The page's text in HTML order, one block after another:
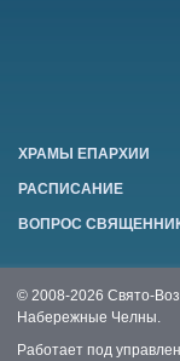
ХРАМЫ ЕПАРХИИ
РАСПИСАНИЕ
ВОПРОС
© 2008-2026 Свято-
Набережные Челны.
Работает под